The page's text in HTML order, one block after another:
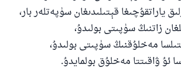
ياراتقۇچىغا قېتىلىدىغان سۈپەتلەر بار،
زاتنىڭ سۈپىتى بولىدۇ،
مەخلۇقنىڭ سۈپىتى بولىدۇ،
ئۇ ۋاقىتتا مەخلۇق بولمايدۇ.